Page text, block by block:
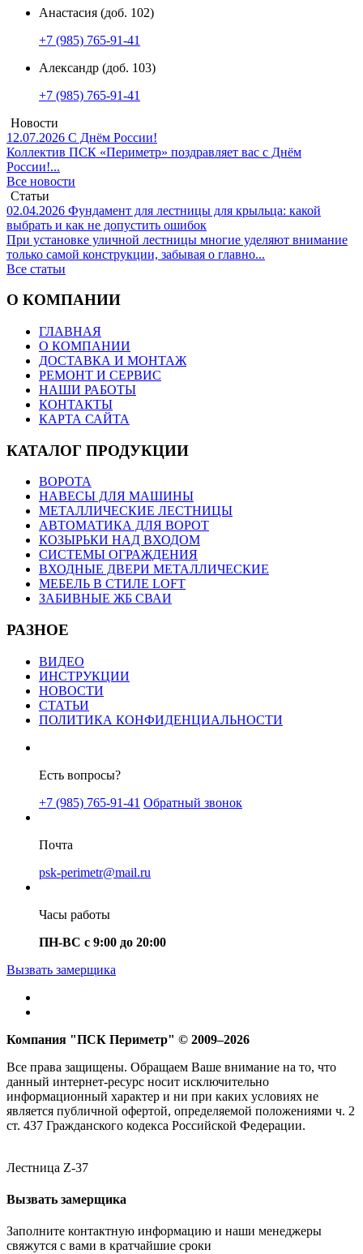
Анастасия (доб. 102)
+7 (985) 765-91-41
Александр (доб. 103)
+7 (985) 765-91-41
Новости
12.07.2026 С Днём России!
Коллектив ПСК «Периметр» поздравляет вас с Днём
России!...
Все новости
Статьи
02.04.2026 Фундамент для лестницы для крыльца: какой
выбрать и как не допустить ошибок
При установке уличной лестницы многие уделяют внимание
только самой конструкции, забывая о главно...
Все статьи
О КОМПАНИИ
ГЛАВНАЯ
О КОМПАНИИ
ДОСТАВКА И МОНТАЖ
РЕМОНТ И СЕРВИС
НАШИ РАБОТЫ
КОНТАКТЫ
КАРТА САЙТА
КАТАЛОГ ПРОДУКЦИИ
ВОРОТА
НАВЕСЫ ДЛЯ МАШИНЫ
МЕТАЛЛИЧЕСКИЕ ЛЕСТНИЦЫ
АВТОМАТИКА ДЛЯ ВОРОТ
КОЗЫРЬКИ НАД ВХОДОМ
СИСТЕМЫ ОГРАЖДЕНИЯ
ВХОДНЫЕ ДВЕРИ МЕТАЛЛИЧЕСКИЕ
МЕБЕЛЬ В СТИЛЕ LOFT
ЗАБИВНЫЕ ЖБ СВАИ
РАЗНОЕ
ВИДЕО
ИНСТРУКЦИИ
НОВОСТИ
СТАТЬИ
ПОЛИТИКА КОНФИДЕНЦИАЛЬНОСТИ
Есть вопросы?
+7 (985) 765-91-41 Обратный звонок
Почта
psk-perimetr@mail.ru
Часы работы
ПН-ВС с 9:00 до 20:00
Вызвать замерщика
Компания "ПСК Периметр" © 2009–2026
Все права защищены. Обращаем Ваше внимание на то, что
данный интернет-ресурс носит исключительно
информационный характер и ни при каких условиях не
является публичной офертой, определяемой положениями ч. 2
ст. 437 Гражданского кодекса Российской Федерации.
Лестница Z-37
Вызвать замерщика
Заполните контактную информацию и наши менеджеры
свяжутся с вами в кратчайшие сроки